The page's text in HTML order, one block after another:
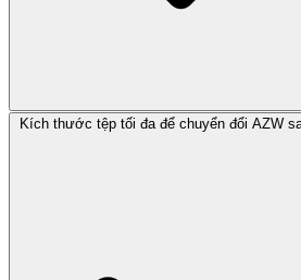
Kích thước tệp tối đa để chuyển đổi AZW